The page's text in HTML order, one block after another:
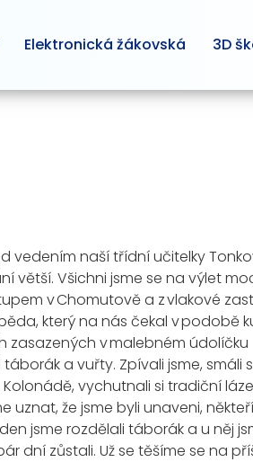
Elektronická žákovská 3D
vedením naší třídní učitelky
větší. Všichni jsme se na výlet
vChomutověa z vlakové
, který na nás čekal v podobě
zasazených v malebném údolíčku
táborák a vuřty. Zpívali jsme, smáli
Kolonádě, vychutnali si tradiční
e uznat, že jsme byli unaveni, někteří
jsme rozdělali táboráka u něj
dní zůstali. Už se těšíme se na